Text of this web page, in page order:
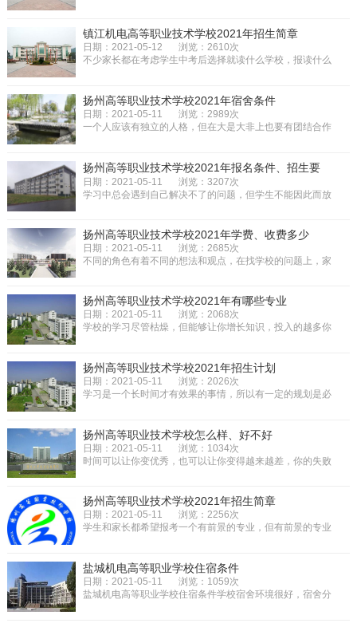
镇江机电高等职业技术学校2021年招生简章
日期：2021-05-12
浏览：2610次
不少家长都在考虑学生中考后选择就读什么学校，报读什么
扬州高等职业技术学校2021年宿舍条件
日期：2021-05-11
浏览：2989次
一个人应该有独立的人格，但在大是大非上也要有团结合作
扬州高等职业技术学校2021年报名条件、招生要
求、招生对象
日期：2021-05-11
浏览：3207次
学习中总会遇到自己解决不了的问题，但学生不能因此而放
扬州高等职业技术学校2021年学费、收费多少
日期：2021-05-11
浏览：2685次
不同的角色有着不同的想法和观点，在找学校的问题上，家
扬州高等职业技术学校2021年有哪些专业
日期：2021-05-11
浏览：2068次
学校的学习尽管枯燥，但能够让你增长知识，投入的越多你
扬州高等职业技术学校2021年招生计划
日期：2021-05-11
浏览：2026次
学习是一个长时间才有效果的事情，所以有一定的规划是必
扬州高等职业技术学校怎么样、好不好
日期：2021-05-11
浏览：1034次
时间可以让你变优秀，也可以让你变得越来越差，你的失败
扬州高等职业技术学校2021年招生简章
日期：2021-05-11
浏览：2256次
学生和家长都希望报考一个有前景的专业，但有前景的专业
盐城机电高等职业学校住宿条件
日期：2021-05-11
浏览：1059次
盐城机电高等职业学校住宿条件学校宿舍环境很好，宿舍分